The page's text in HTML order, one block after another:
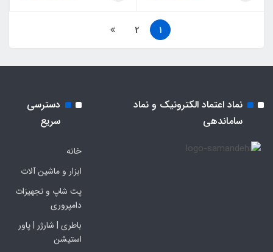
1
2
نماد اعتماد الکترونیک و نماد
ساماندهی
دسترسی
سریع
خانه
ابزار و ماشین آلات
پت شاپ و تجهیزات
دامپروری
باطری | شارژر | پاور
استیشن